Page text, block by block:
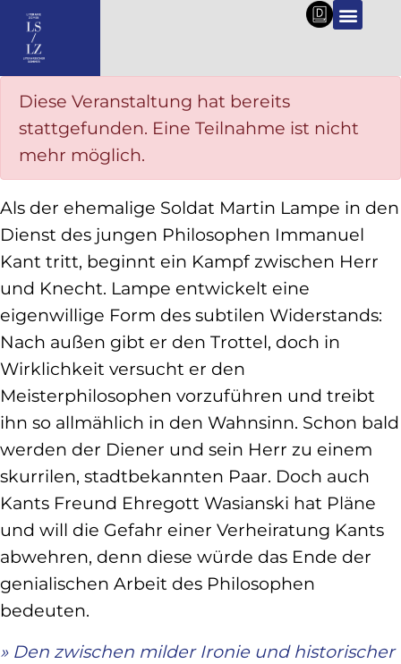
DE
Diese Veranstaltung hat bereits
stattgefunden. Eine Teilnahme ist nicht
mehr möglich.
Als der ehemalige Soldat Martin Lampe in den
Dienst des jungen Philosophen Immanuel
Kant tritt, beginnt ein Kampf zwischen Herr
und Knecht. Lampe entwickelt eine
eigenwillige Form des subtilen Widerstands:
Nach außen gibt er den Trottel, doch in
Wirklichkeit versucht er den
Meisterphilosophen vorzuführen und treibt
ihn so allmählich in den Wahnsinn. Schon bald
werden der Diener und sein Herr zu einem
skurrilen, stadtbekannten Paar. Doch auch
Kants Freund Ehregott Wasianski hat Pläne
und will die Gefahr einer Verheiratung Kants
abwehren, denn diese würde das Ende der
genialischen Arbeit des Philosophen
bedeuten.
» Den zwischen milder Ironie und historischer